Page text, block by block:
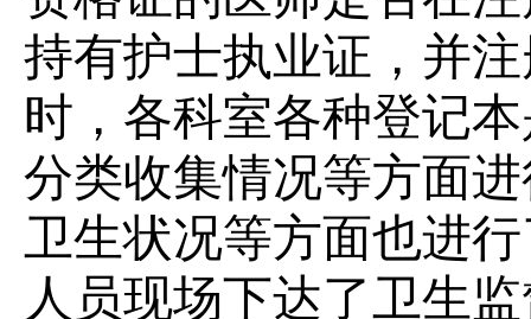
持有护士执业证，并
时，各科室各种登记
分类收集情况等方面
卫生状况等方面也进
人员现场下达了卫生